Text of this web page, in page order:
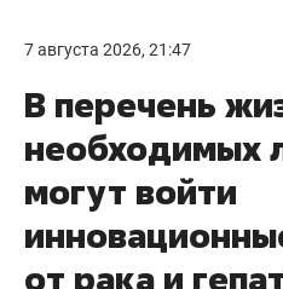
7 августа 2026, 21:47
В перечень
необходимых
могут войти
от рака и